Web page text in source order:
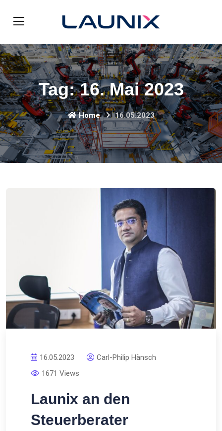
Tag:16. Mai 2023
Home 16.05.2023
16.05.2023
Carl-Philip Hänsch
1671 Views
Launix an den
Steuerberater